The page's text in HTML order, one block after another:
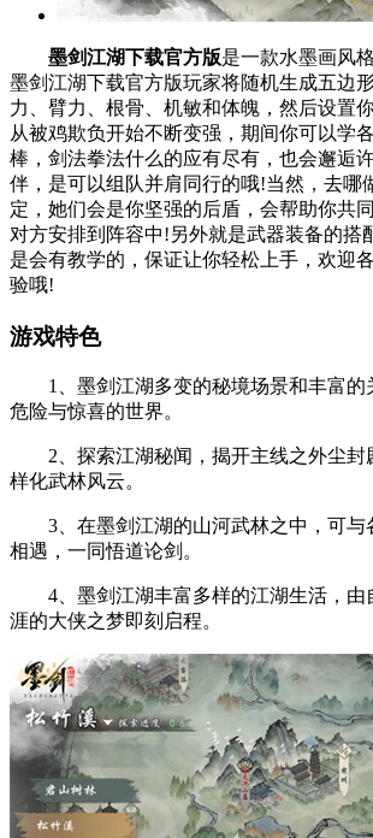
墨剑江湖下载官方版是一款水墨画风
墨剑江湖下载官方版玩家将随机生成五边
力、臂力、根骨、机敏和体魄，然后设置
从被鸡欺负开始不断变强，期间你可以学
棒，剑法拳法什么的应有尽有，也会邂逅
伴，是可以组队并肩同行的哦!当然，去哪
定，她们会是你坚强的后盾，会帮助你共
对方安排到阵容中!另外就是武器装备的搭
是会有教学的，保证让你轻松上手，欢迎
验哦!
游戏特色
1、墨剑江湖多变的秘境场景和丰富的
危险与惊喜的世界。
2、探索江湖秘闻，揭开主线之外尘封
样化武林风云。
3、在墨剑江湖的山河武林之中，可与
相遇，一同悟道论剑。
4、墨剑江湖丰富多样的江湖生活，由
涯的大侠之梦即刻启程。